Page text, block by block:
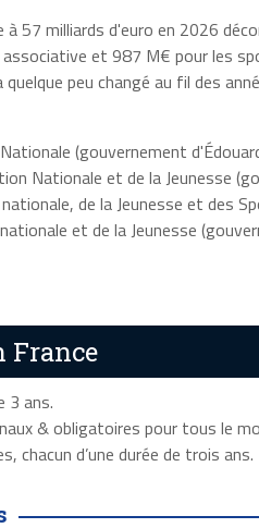
57 milliards d'euro en 2026
et 987 M€ pour les
peu changé au fil des
(gouvernement
Nationale et de la Jeunesse
de la Jeunesse et des
et de la Jeunesse
France
3 ans.
& obligatoires pour tous le
chacun d’une durée de trois ans.